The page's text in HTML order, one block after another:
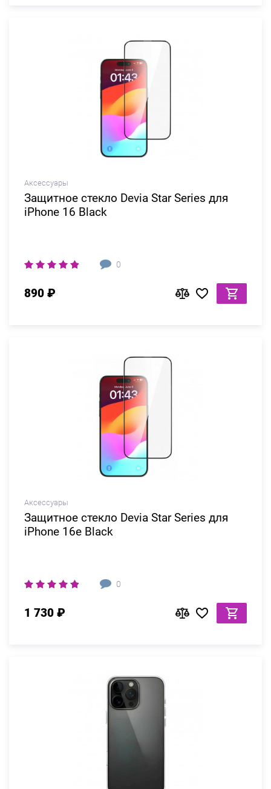
Аксессуары
Защитное стекло Devia Star Series для
iPhone 16 Black
0
890 ₽
Аксессуары
Защитное стекло Devia Star Series для
iPhone 16e Black
0
1 730 ₽